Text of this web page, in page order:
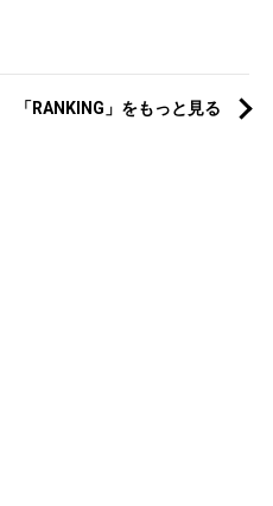
「RANKING」をもっと見る